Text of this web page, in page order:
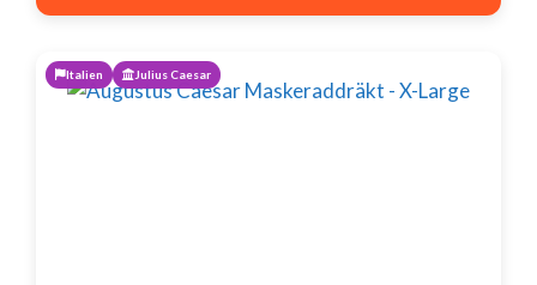
Italien Julius Caesar